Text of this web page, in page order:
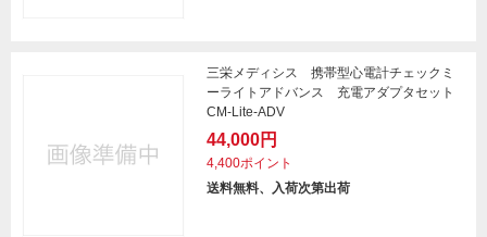
三栄メディシス 携帯型心電計チェックミ
ーライトアドバンス 充電アダプタセット
CM-Lite-ADV
44,000円
4,400ポイント
送料無料、入荷次第出荷